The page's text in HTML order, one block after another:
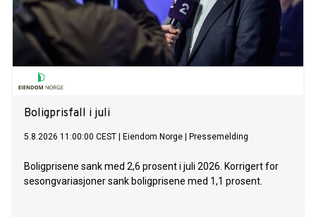
Boligprisfall i juli
5.8.2026 11:00:00 CEST Eiendom Norge Pressemelding
Boligprisene sank med 2,6 prosent i juli 2026. Korrigert for
sesongvariasjoner sank boligprisene med 1,1 prosent.